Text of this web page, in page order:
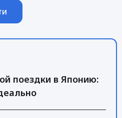
поездки в Японию: